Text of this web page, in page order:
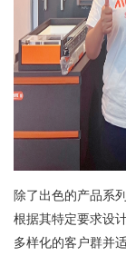
除了出色的产品系
根据其特定要求设
多样化的客户群并